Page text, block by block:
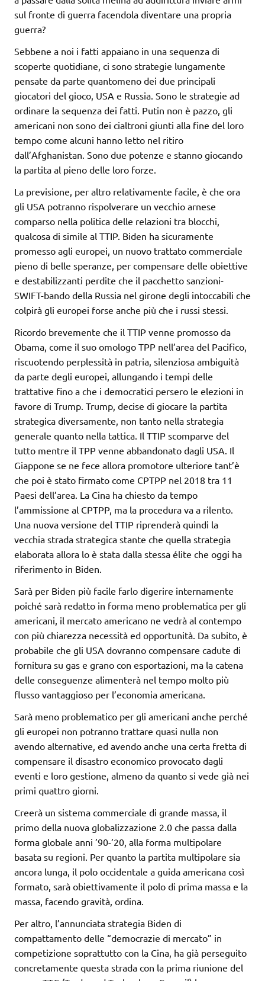
sul fronte di guerra facendola diventare una propria
guerra?
Sebbene a noi i fatti appaiano in una sequenza di
scoperte quotidiane, ci sono strategie lungamente
pensate da parte quantomeno dei due principali
giocatori del gioco, USA e Russia. Sono le strategie ad
ordinare la sequenza dei fatti. Putin non è pazzo, gli
americani non sono dei cialtroni giunti alla fine del loro
tempo come alcuni hanno letto nel ritiro
dall’Afghanistan. Sono due potenze e stanno giocando
la partita al pieno delle loro forze.
La previsione, per altro relativamente facile, è che ora
gli USA potranno rispolverare un vecchio arnese
comparso nella politica delle relazioni tra blocchi,
qualcosa di simile al TTIP. Biden ha sicuramente
promesso agli europei, un nuovo trattato commerciale
pieno di belle speranze, per compensare delle obiettive
e destabilizzanti perdite che il pacchetto sanzioni-
SWIFT-bando della Russia nel girone degli intoccabili che
colpirà gli europei forse anche più che i russi stessi.
Ricordo brevemente che il TTIP venne promosso da
Obama, come il suo omologo TPP nell’area del Pacifico,
riscuotendo perplessità in patria, silenziosa ambiguità
da parte degli europei, allungando i tempi delle
trattative fino a che i democratici persero le elezioni in
favore di Trump. Trump, decise di giocare la partita
strategica diversamente, non tanto nella strategia
generale quanto nella tattica. Il TTIP scomparve del
tutto mentre il TPP venne abbandonato dagli USA. Il
Giappone se ne fece allora promotore ulteriore tant’è
che poi è stato firmato come CPTPP nel 2018 tra 11
Paesi dell’area. La Cina ha chiesto da tempo
l’ammissione al CPTPP, ma la procedura va a rilento.
Una nuova versione del TTIP riprenderà quindi la
vecchia strada strategica stante che quella strategia
elaborata allora lo è stata dalla stessa élite che oggi ha
riferimento in Biden.
Sarà per Biden più facile farlo digerire internamente
poiché sarà redatto in forma meno problematica per gli
americani, il mercato americano ne vedrà al contempo
con più chiarezza necessità ed opportunità. Da subito, è
probabile che gli USA dovranno compensare cadute di
fornitura su gas e grano con esportazioni, ma la catena
delle conseguenze alimenterà nel tempo molto più
flusso vantaggioso per l’economia americana.
Sarà meno problematico per gli americani anche perché
gli europei non potranno trattare quasi nulla non
avendo alternative, ed avendo anche una certa fretta di
compensare il disastro economico provocato dagli
eventi e loro gestione, almeno da quanto si vede già nei
primi quattro giorni.
Creerà un sistema commerciale di grande massa, il
primo della nuova globalizzazione 2.0 che passa dalla
forma globale anni ’90-’20, alla forma multipolare
basata su regioni. Per quanto la partita multipolare sia
ancora lunga, il polo occidentale a guida americana così
formato, sarà obiettivamente il polo di prima massa e la
massa, facendo gravità, ordina.
Per altro, l’annunciata strategia Biden di
compattamento delle “democrazie di mercato” in
competizione soprattutto con la Cina, ha già perseguito
concretamente questa strada con la prima riunione del